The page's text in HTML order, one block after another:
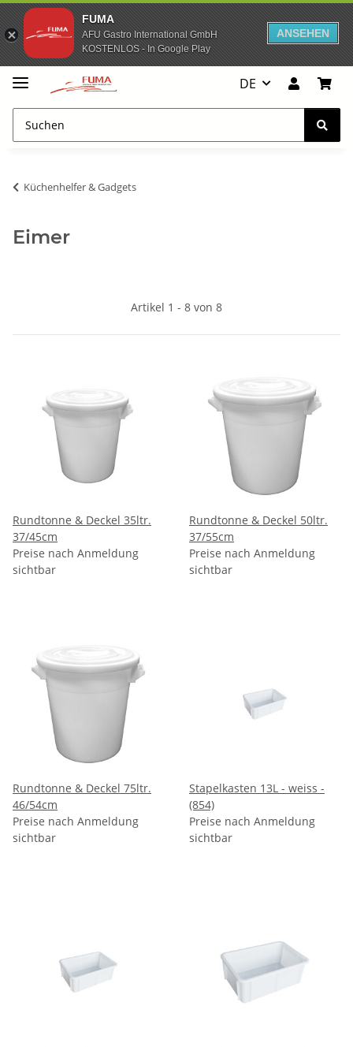
FUMA
AFU Gastro International GmbH
KOSTENLOS - In Google Play
ANSEHEN
DE
Küchenhelfer & Gadgets
Eimer
Artikel 1 - 8 von 8
Rundtonne & Deckel 35ltr.
37/45cm
Preise nach Anmeldung
sichtbar
Rundtonne & Deckel 50ltr.
37/55cm
Preise nach Anmeldung
sichtbar
Rundtonne & Deckel 75ltr.
46/54cm
Preise nach Anmeldung
sichtbar
Stapelkasten 13L - weiss -
(854)
Preise nach Anmeldung
sichtbar